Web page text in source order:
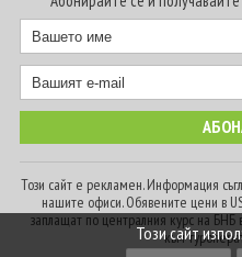
Този сайт е рекламен. Информация
нашите офиси. Обявените цени в
заплащат по централния курс на
към
Този сайт